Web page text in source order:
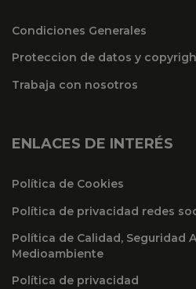
Condiciones Generales
Proteccion de datos y
Trabaja con nosotros
ENLACES DE INTERÉS
Política de Cookies
Política de privacidad redes
Política de Calidad, Seguridad
Medioambiente
Política de privacidad